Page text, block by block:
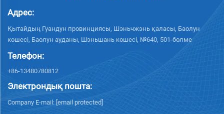
Адрес:
Қытайдың Гуандун провинциясы, Шэньчжэнь қаласы, Баолун
көшесі, Баолун ауданы, Шэньшань көшесі, №640, 501-бөлме
Телефон:
+86-13480780812
Электрондық пошта:
Company E-mail: [email protected]